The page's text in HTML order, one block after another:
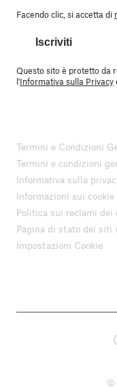
Facendo clic, si accetta di
Iscriviti
Questo sito è protetto da
l'Informativa sulla Privacy
Termini e Condizioni
Termini e condizioni
Informativa sulla
Informazioni sui cookie
Politica sui reclami dei
Pagina di stato dei siti
Impostazioni Cookie
©